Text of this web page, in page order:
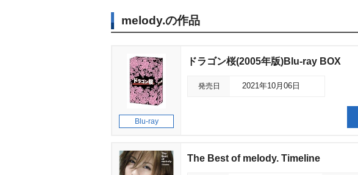
melody.の作品
Blu-ray
ドラゴン桜(2005年版)Blu-ray BOX
発売日 2021年10月06日
The Best of melody. Timeline